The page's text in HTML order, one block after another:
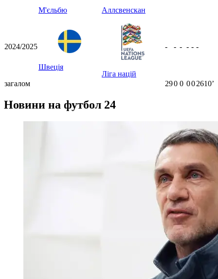
М'єльбю Аллсвенскан
2024/2025
Швеція
Ліга націй
- - - - - -
загалом 290 0 002610ʼ
Новини на футбол 24